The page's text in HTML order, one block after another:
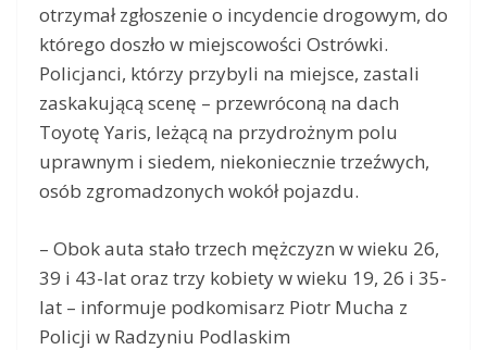
otrzymał zgłoszenie o incydencie drogowym, do
którego doszło w miejscowości Ostrówki.
Policjanci, którzy przybyli na miejsce, zastali
zaskakującą scenę – przewróconą na dach
Toyotę Yaris, leżącą na przydrożnym polu
uprawnym i siedem, niekoniecznie trzeźwych,
osób zgromadzonych wokół pojazdu.
– Obok auta stało trzech mężczyzn w wieku 26,
39 i 43-lat oraz trzy kobiety w wieku 19, 26 i 35-
lat – informuje podkomisarz Piotr Mucha z
Policji w Radzyniu Podlaskim